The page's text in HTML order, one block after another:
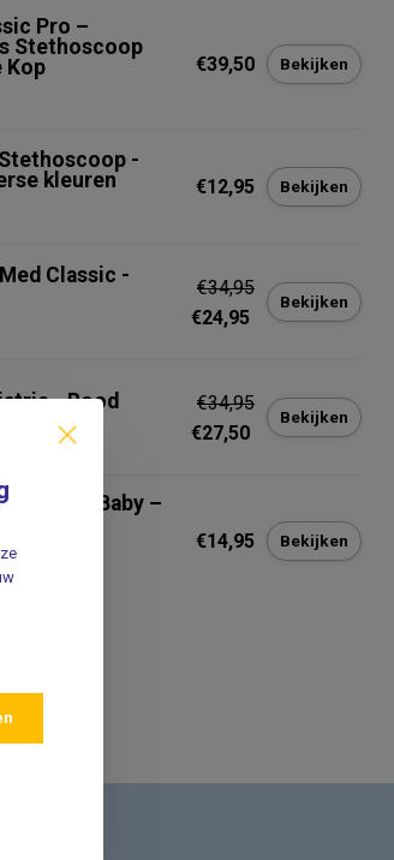
Pro –
Stethoscoop
Kop
€39,50 Bekijken
-
kleuren
€12,95 Bekijken
Classic -
€34,95
€24,95
Bekijken
- Rood
€34,95
€27,50
Bekijken
Baby –
€14,95 Bekijken